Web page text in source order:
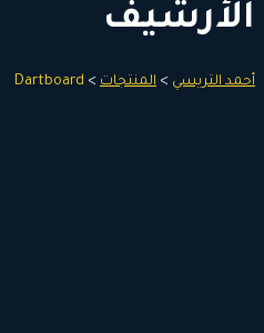
الأرشيف
أحمد التريسي > المنتجات >
Dartboard